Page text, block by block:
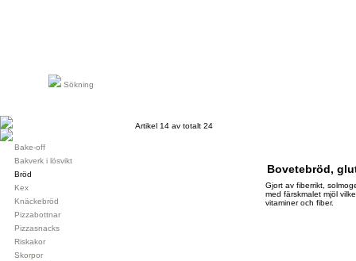
Sökning
Bake-off
Bakverk i lösvikt
Bröd
Kex
Knäckebröd
Pizzabottnar
Pizzasnacks
Riskakor
Skorpor
Artikel 14 av totalt 24
Bovetebröd,
Gjort av fiberrikt,
med färskmalet mjöl
vitaminer och fiber.